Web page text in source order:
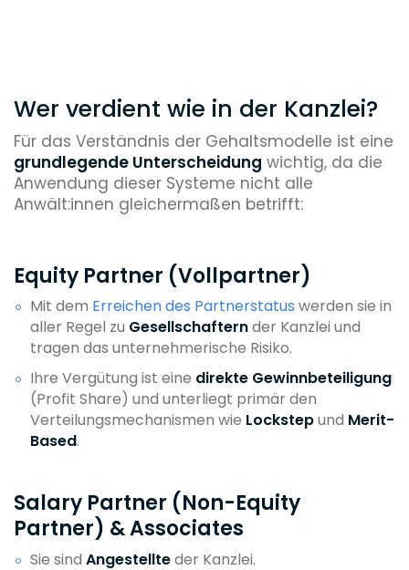
Wer verdient wie in der Kanzlei?
Für das Verständnis der Gehaltsmodelle ist eine
grundlegende Unterscheidung wichtig, da die
Anwendung dieser Systeme nicht alle
Anwält:innen gleichermaßen betrifft:
Equity Partner (Vollpartner)
Mit dem Erreichen des Partnerstatus werden sie in
aller Regel zu Gesellschafternder Kanzlei und
tragen das unternehmerische Risiko.
Ihre Vergütung ist eine direkte Gewinnbeteiligung
(Profit Share) und unterliegt primär den
Verteilungsmechanismen wie Lockstepund Merit-
Based.
Salary Partner (Non-Equity
Partner) & Associates
Sie sind Angestellteder Kanzlei.